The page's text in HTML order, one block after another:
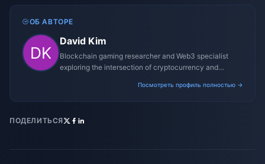
ОБ АВТОРЕ
David Kim
Blockchain gaming researcher and Web3 specialist
exploring the intersection of cryptocurrency and
Посмотреть профиль полностью →
ПОДЕЛИТЬСЯ